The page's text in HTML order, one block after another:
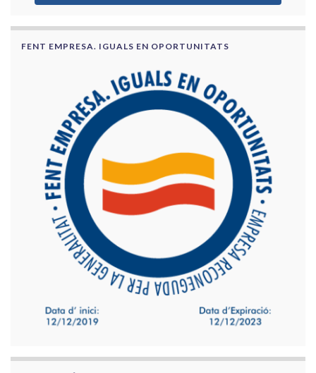
FENT EMPRESA. IGUALS EN OPORTUNITATS